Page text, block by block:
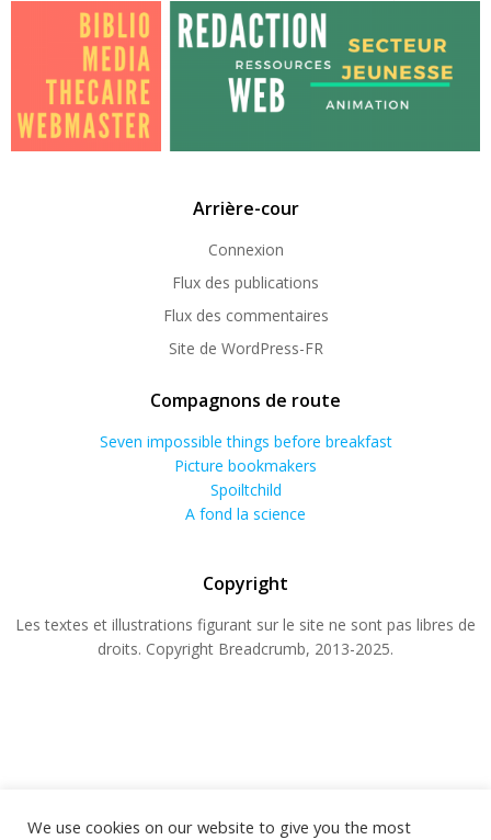
Arrière-cour
Connexion
Flux des publications
Flux des commentaires
Site de WordPress-FR
Compagnons de route
Seven impossible things before breakfast
Picture bookmakers
Spoiltchild
A fond la science
Copyright
Les textes et illustrations figurant sur le site ne sont pas libres de
droits. Copyright Breadcrumb, 2013-2025.
We use cookies on our website to give you the most